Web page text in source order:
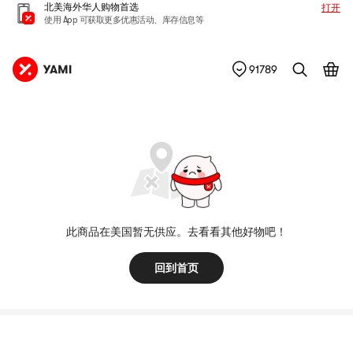
北美海外华人购物首选
使用 App 可获取更多优惠活动、库存信息等
打开
91789
此商品在美国暂无供应。去看看其他好物吧！
回到首页